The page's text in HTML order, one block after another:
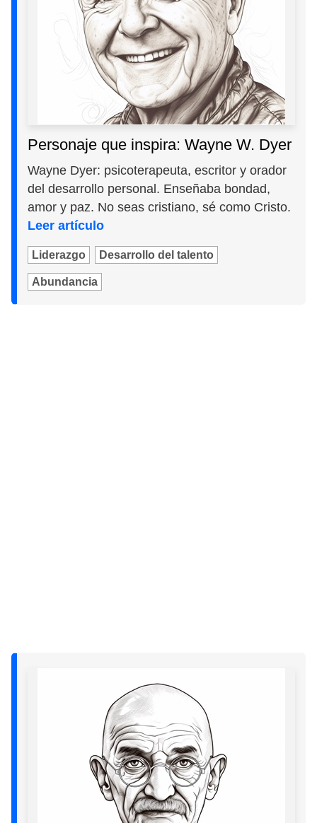
Personaje que inspira: Wayne W. Dyer
Wayne Dyer: psicoterapeuta, escritor y orador
del desarrollo personal. Enseñaba bondad,
amor y paz. No seas cristiano, sé como Cristo.
Leer artículo
Liderazgo Desarrollo del talento
Abundancia